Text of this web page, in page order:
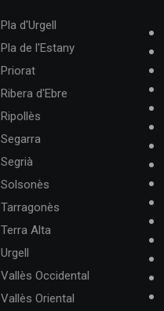
Pla d'Urgell
Pla de l'Estany
Priorat
Ribera d'Ebre
Ripollès
Segarra
Segrià
Solsonès
Tarragonès
Terra Alta
Urgell
Vallès Occidental
Vallès Oriental